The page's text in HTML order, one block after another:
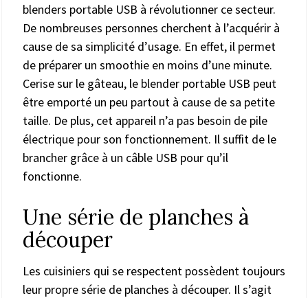
blenders portable USB à révolutionner ce secteur.
De nombreuses personnes cherchent à l’acquérir à
cause de sa simplicité d’usage. En effet, il permet
de préparer un smoothie en moins d’une minute.
Cerise sur le gâteau, le blender portable USB peut
être emporté un peu partout à cause de sa petite
taille. De plus, cet appareil n’a pas besoin de pile
électrique pour son fonctionnement. Il suffit de le
brancher grâce à un câble USB pour qu’il
fonctionne.
Une série de planches à
découper
Les cuisiniers qui se respectent possèdent toujours
leur propre série de planches à découper. Il s’agit